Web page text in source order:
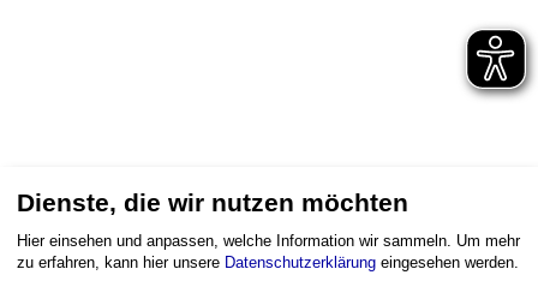
Dienste, die wir nutzen möchten
Hier einsehen und anpassen, welche Information wir sammeln. Um mehr
zu erfahren, kann hier unsere Datenschutzerklärung eingesehen werden.